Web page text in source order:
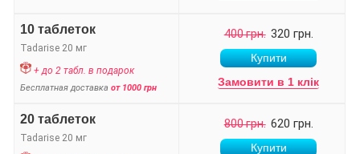
10 таблеток
Tadarise 20 мг
+ до 2 табл. в подарок
Бесплатная доставкаот 1000 грн
400 грн. 320 грн.
Замовити в 1 клік
20 таблеток
Tadarise 20 мг
800 грн. 620 грн.